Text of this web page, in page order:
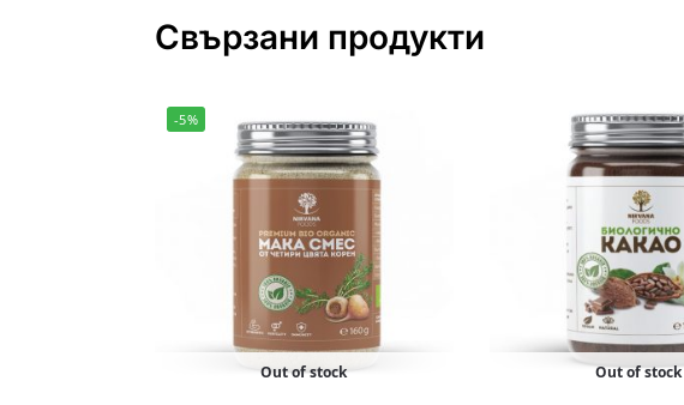
Свързани продукти
-5%
Out of stock Out of stock